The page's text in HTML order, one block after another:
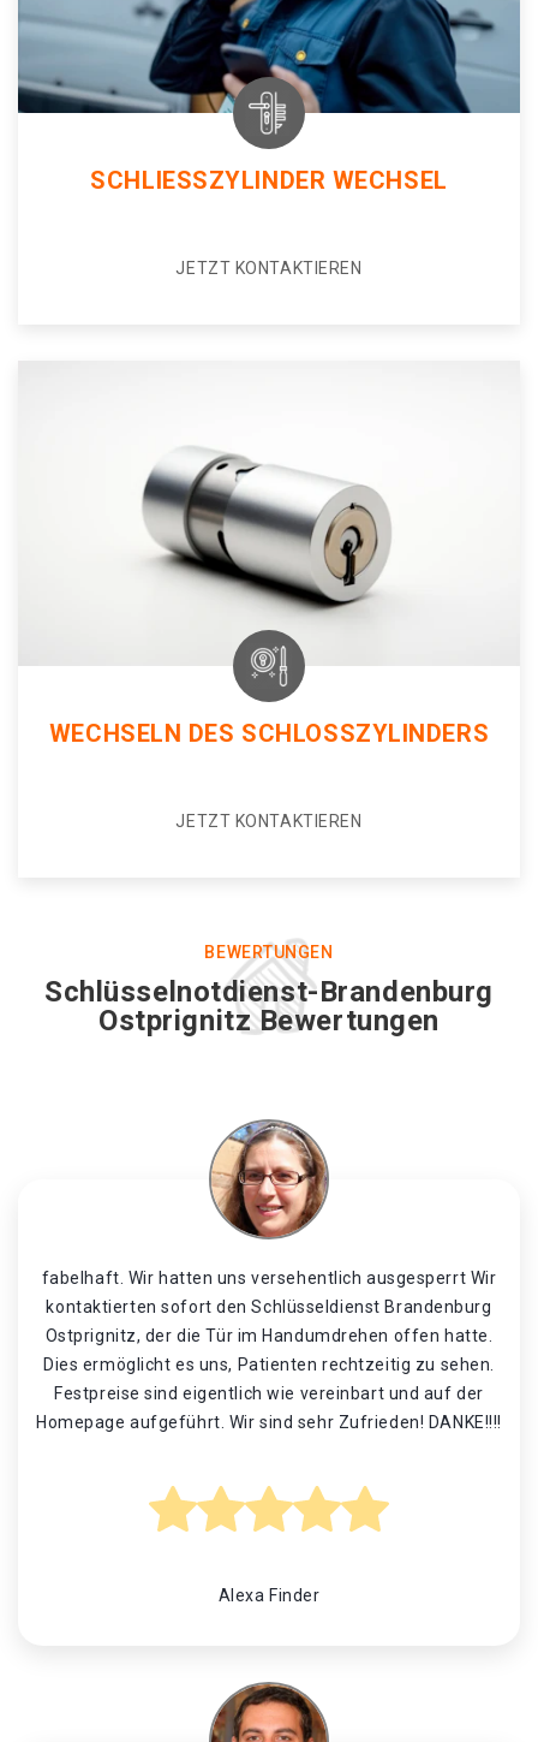
SCHLIESSZYLINDER WECHSEL
JETZT KONTAKTIEREN
WECHSELN DES SCHLOSSZYLINDERS
JETZT KONTAKTIEREN
BEWERTUNGEN
Schlüsselnotdienst-Brandenburg
Ostprignitz Bewertungen
fabelhaft. Wir hatten uns versehentlich ausgesperrt Wir
kontaktierten sofort den Schlüsseldienst Brandenburg
Ostprignitz, der die Tür im Handumdrehen offen hatte.
Dies ermöglicht es uns, Patienten rechtzeitig zu sehen.
Festpreise sind eigentlich wie vereinbart und auf der
Homepage aufgeführt. Wir sind sehr Zufrieden! DANKE!!!!
Alexa Finder